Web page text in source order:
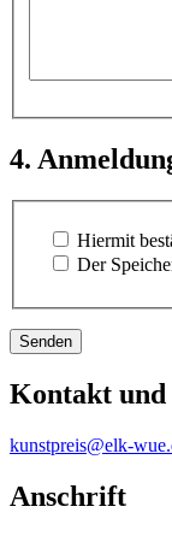
4.
Hiermit
Der
Kontakt und
kunstpreis@elk-
Anschrift